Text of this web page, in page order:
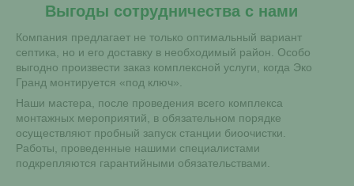
Выгоды сотрудничества с нами
Компания предлагает не только оптимальный вариант
септика, но и его доставку в необходимый район. Особо
выгодно произвести заказ комплексной услуги, когда Эко
Гранд монтируется «под ключ».
Наши мастера, после проведения всего комплекса
монтажных мероприятий, в обязательном порядке
осуществляют пробный запуск станции биоочистки.
Работы, проведенные нашими специалистами
подкрепляются гарантийными обязательствами.